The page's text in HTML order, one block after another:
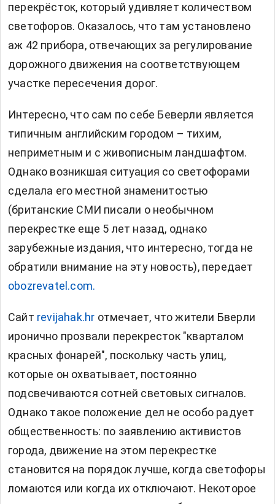
перекрёсток, который удивляет количеством
светофоров. Оказалось, что там установлено
аж 42 прибора, отвечающих за регулирование
дорожного движения на соответствующем
участке пересечения дорог.
Интересно, что сам по себе Беверли является
типичным английским городом – тихим,
неприметным и с живописным ландшафтом.
Однако возникшая ситуация со светофорами
сделала его местной знаменитостью
(британские СМИ писали о необычном
перекрестке еще 5 лет назад, однако
зарубежные издания, что интересно, тогда не
обратили внимание на эту новость), передает
obozrevatel.com.
Сайт revijahak.hr отмечает, что жители Бверли
иронично прозвали перекресток "кварталом
красных фонарей", поскольку часть улиц,
которые он охватывает, постоянно
подсвечиваются сотней световых сигналов.
Однако такое положение дел не особо радует
общественность: по заявлению активистов
города, движение на этом перекрестке
становится на порядок лучше, когда светофоры
ломаются или когда их отключают. Некоторое